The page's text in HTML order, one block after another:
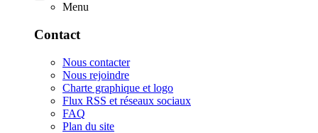
Menu
Contact
Nous contacter
Nous rejoindre
Charte graphique et logo
Flux RSS et réseaux sociaux
FAQ
Plan du site